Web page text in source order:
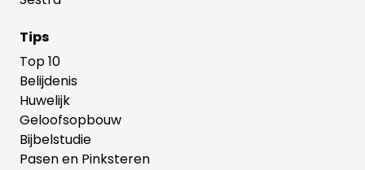
Tips
Top 10
Belijdenis
Huwelijk
Geloofsopbouw
Bijbelstudie
Pasen en Pinksteren